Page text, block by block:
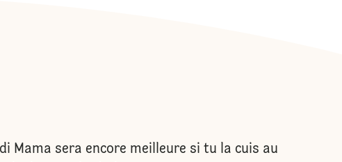
di Mama sera encore meilleure si tu la cuis au